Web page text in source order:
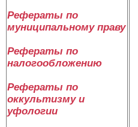
Рефераты по
муниципальному праву
Рефераты по
налогообложению
Рефераты по
оккультизму и
уфологии